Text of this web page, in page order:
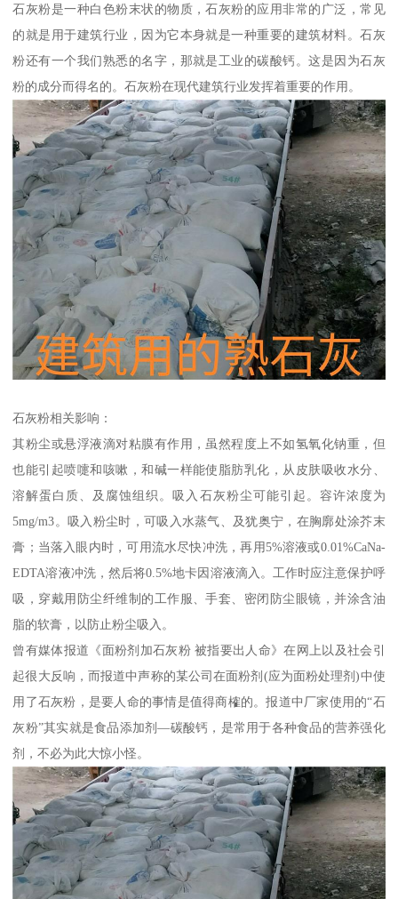
石灰粉是一种白色粉末状的物质，石灰粉的应用非常的广泛，常见
的就是用于建筑行业，因为它本身就是一种重要的建筑材料。石灰
粉还有一个我们熟悉的名字，那就是工业的碳酸钙。这是因为石灰
粉的成分而得名的。石灰粉在现代建筑行业发挥着重要的作用。
石灰粉相关影响：
其粉尘或悬浮液滴对粘膜有作用，虽然程度上不如氢氧化钠重，但
也能引起喷嚏和咳嗽，和碱一样能使脂肪乳化，从皮肤吸收水分、
溶解蛋白质、及腐蚀组织。吸入石灰粉尘可能引起。容许浓度为
5mg/m3。吸入粉尘时，可吸入水蒸气、及犹奥宁，在胸廓处涂芥末
膏；当落入眼内时，可用流水尽快冲洗，再用5%溶液或0.01%CaNa-
EDTA溶液冲洗，然后将0.5%地卡因溶液滴入。工作时应注意保护呼
吸，穿戴用防尘纤维制的工作服、手套、密闭防尘眼镜，并涂含油
脂的软膏，以防止粉尘吸入。
曾有媒体报道《面粉剂加石灰粉 被指要出人命》在网上以及社会引
起很大反响，而报道中声称的某公司在面粉剂(应为面粉处理剂)中使
用了石灰粉，是要人命的事情是值得商榷的。报道中厂家使用的“石
灰粉”其实就是食品添加剂—碳酸钙，是常用于各种食品的营养强化
剂，不必为此大惊小怪。